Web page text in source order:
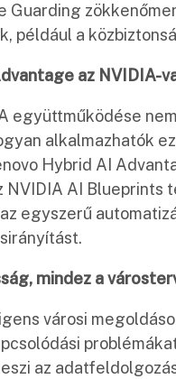
Guarding
például a
az NVIDIA-
együttműködése
alkalmazhatók
Hybrid AI
AI Blueprints
egyszerű
mindez a
városi
az